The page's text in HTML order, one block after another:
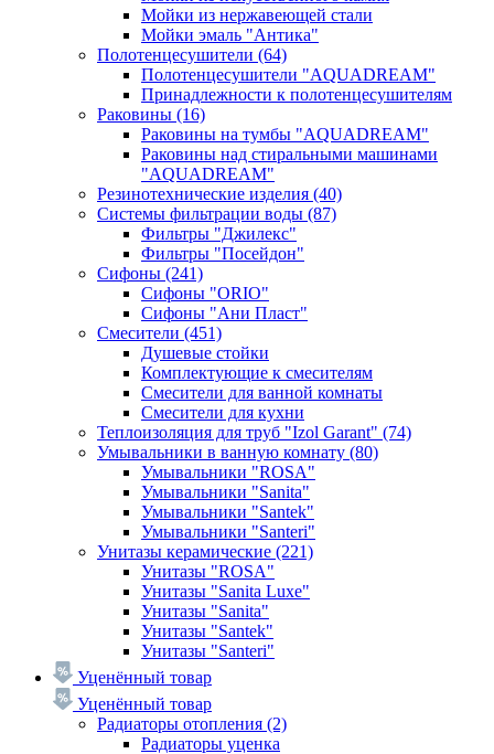
Мойки из нержавеющей стали
Мойки эмаль "Антика"
Полотенцесушители (64)
Полотенцесушители "AQUADREAM"
Принадлежности к полотенцесушителям
Раковины (16)
Раковины на тумбы "AQUADREAM"
Раковины над стиральными машинами
"AQUADREAM"
Резинотехнические изделия (40)
Системы фильтрации воды (87)
Фильтры "Джилекс"
Фильтры "Посейдон"
Сифоны (241)
Сифоны "ORIO"
Сифоны "Ани Пласт"
Смесители (451)
Душевые стойки
Комплектующие к смесителям
Смесители для ванной комнаты
Смесители для кухни
Теплоизоляция для труб "Izol Garant" (74)
Умывальники в ванную комнату (80)
Умывальники "ROSA"
Умывальники "Sanita"
Умывальники "Santek"
Умывальники "Santeri"
Унитазы керамические (221)
Унитазы "ROSA"
Унитазы "Sanita Luxe"
Унитазы "Sanita"
Унитазы "Santek"
Унитазы "Santeri"
Уценённый товар
Уценённый товар
Радиаторы отопления (2)
Радиаторы уценка